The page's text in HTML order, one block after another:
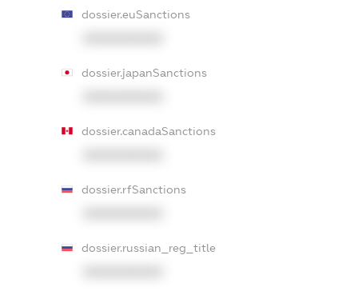
dossier.euSanctions
dossier.japanSanctions
dossier.canadaSanctions
dossier.rfSanctions
dossier.russian_reg_title